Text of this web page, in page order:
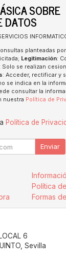
SOBRE
DATOS
planteadas
Legitimación:
: Solo se realizan
: Acceder, rectificar y
se indica en la
consultar la
nuestra Política de
Política de
Enviar
Política
Formas
6
Sevilla